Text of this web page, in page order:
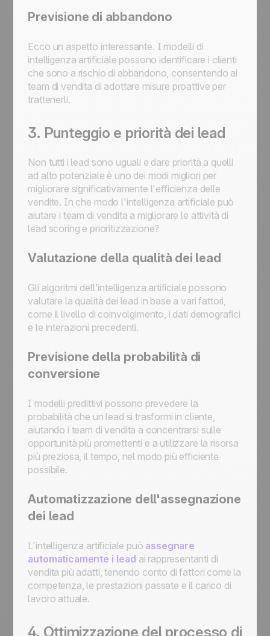
Previsione di abbandono
Ecco un aspetto interessante. I modelli di
intelligenza artificiale possono identificare i clienti
che sono a rischio di abbandono, consentendo ai
team di vendita di adottare misure proattive per
trattenerli.
3. Punteggio e priorità dei lead
Non tutti i lead sono uguali e dare priorità a quelli
ad alto potenziale è uno dei modi migliori per
migliorare significativamente l'efficienza delle
vendite. In che modo l'intelligenza artificiale può
aiutare i team di vendita a migliorare le attività di
lead scoring e prioritizzazione?
Valutazione della qualità dei lead
Gli algoritmi dell'intelligenza artificiale possono
valutare la qualità dei lead in base a vari fattori,
come il livello di coinvolgimento, i dati demografici
e le interazioni precedenti.
Previsione della probabilità di
conversione
I modelli predittivi possono prevedere la
probabilità che un lead si trasformi in cliente,
aiutando i team di vendita a concentrarsi sulle
opportunità più promettenti e a utilizzare la risorsa
più preziosa, il tempo, nel modo più efficiente
possibile.
Automatizzazione dell'assegnazione
dei lead
L'intelligenza artificiale può assegnare
automaticamente i lead ai rappresentanti di
vendita più adatti, tenendo conto di fattori come la
competenza, le prestazioni passate e il carico di
lavoro attuale.
4. Ottimizzazione del processo di